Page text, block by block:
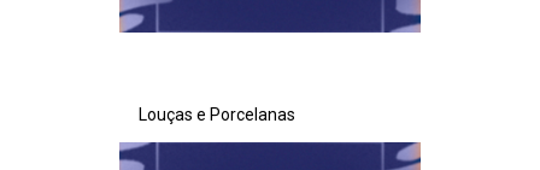
Louças e Porcelanas